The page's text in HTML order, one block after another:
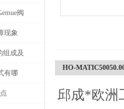
养秘诀
阀
现象
组成及
有哪
HO-
邱成*欧洲